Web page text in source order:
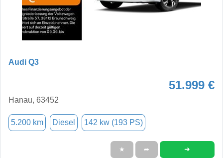
Audi Q3
51.999 €
Hanau, 63452
5.200 km Diesel 142 kw (193 PS)
★ ➦ ➜